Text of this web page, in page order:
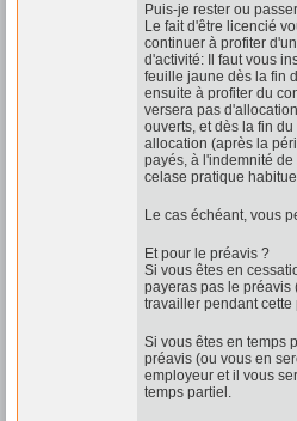
Puis-je rester ou
Le fait d'être licencié
continuer à profiter
d'activité: Il faut vous
feuille jaune dès la fin
ensuite à profiter du
versera pas
ouverts, et dès la fin
allocation (après la
payés, à l'indemnité
celase pratique
Le cas échéant, vous
Et pour le préavis ?
Si vous êtes en
payeras pas le préavis
travailler pendant cette
Si vous êtes en temps
préavis (ou vous en
employeur et il vous
temps partiel.